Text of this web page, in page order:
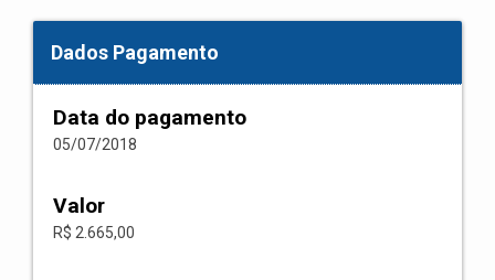
Dados Pagamento
Data do pagamento
05/07/2018
Valor
R$ 2.665,00